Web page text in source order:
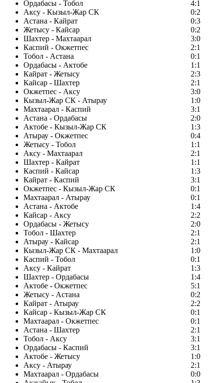
Ордабасы - Тобол
4:1
Аксу - Кызыл-Жар СК
0:2
Астана - Кайрат
0:3
Жетысу - Кайсар
0:2
Шахтер - Махтаарал
3:0
Каспий - Окжетпес
2:1
Тобол - Астана
0:1
Ордабасы - Актобе
1:1
Кайрат - Жетысу
2:3
Кайсар - Шахтер
2:1
Окжетпес - Аксу
3:0
Кызыл-Жар СК - Атырау
1:0
Махтаарал - Каспий
3:1
Астана - Ордабасы
2:0
Актобе - Кызыл-Жар СК
1:3
Атырау - Окжетпес
0:4
Жетысу - Тобол
1:1
Аксу - Махтаарал
2:1
Шахтер - Кайрат
1:1
Каспий - Кайсар
1:3
Кайрат - Каспий
3:1
Окжетпес - Кызыл-Жар СК
0:1
Махтаарал - Атырау
0:1
Астана - Актобе
1:4
Кайсар - Аксу
2:2
Ордабасы - Жетысу
2:0
Тобол - Шахтер
2:1
Атырау - Кайсар
2:1
Кызыл-Жар СК - Махтаарал
1:0
Каспий - Тобол
0:1
Аксу - Кайрат
1:3
Шахтер - Ордабасы
1:4
Актобе - Окжетпес
5:1
Жетысу - Астана
0:2
Кайрат - Атырау
2:2
Кайсар - Кызыл-Жар СК
0:1
Махтаарал - Окжетпес
0:1
Астана - Шахтер
2:1
Тобол - Аксу
3:1
Ордабасы - Каспий
3:1
Актобе - Жетысу
1:0
Аксу - Атырау
2:1
Махтаарал - Ордабасы
0:0